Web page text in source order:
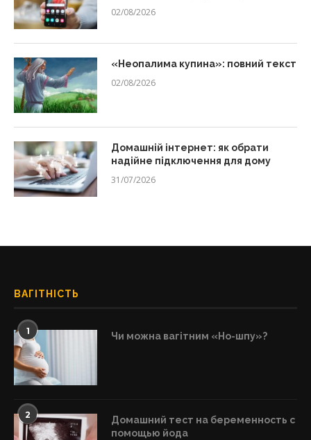
02/08/2026
«Неопалима купина»: повний текст
02/08/2026
Домашній інтернет: як обрати
надійне підключення для дому
31/07/2026
ВАГІТНІСТЬ
1 Чи можна вагітним «Но-шпу»?
2
Домашний тест на беременность с
помощью йода